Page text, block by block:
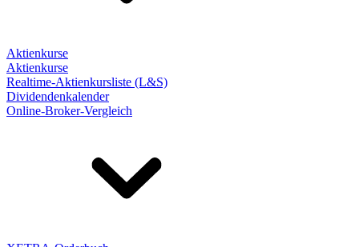
Aktienkurse
Aktienkurse
Realtime-Aktienkursliste (L&S)
Dividendenkalender
Online-Broker-Vergleich